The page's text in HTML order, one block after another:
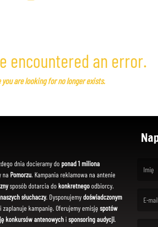
encountered an error.
you are looking for no longer exists.
dnia docieramy do ponad 1 miliona
na Pomorzu. Kampania reklamowa na antenie
sposób dotarcia dokonkretnegoodbiorcy.
słuchaczy. Dysponujemydoświadczonym
zaplanuje kampanię. Oferujemy emisję spotów
konkursów antenowychi sponsoring audycji.